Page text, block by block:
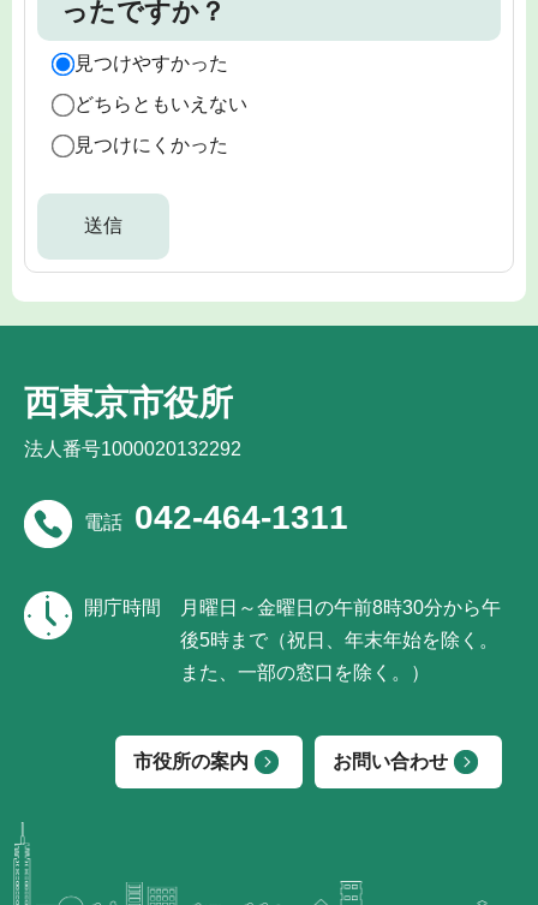
ったですか？
見つけやすかった
どちらともいえない
見つけにくかった
西東京市役所
法人番号1000020132292
電話 042-464-1311
開庁時間
月曜日～金曜日の午前8時30分から午
後5時まで（祝日、年末年始を除く。
また、一部の窓口を除く。）
市役所の案内 お問い合わせ